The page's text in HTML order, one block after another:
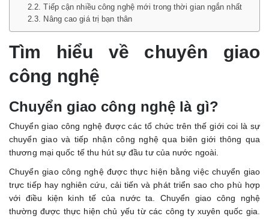
Tiếp cận nhiều công nghệ mới trong thời gian ngắn nhất
Nâng cao giá trị bạn thân
Tìm hiểu về chuyên giao
công nghệ
Chuyển giao công nghệ là gì?
Chuyển giao công nghệ được các tổ chức trên thế giới coi là sự
chuyển giao và tiếp nhận công nghệ qua biên giới thông qua
thương mại quốc tế thu hút sự đầu tư của nước ngoài.
Chuyển giao công nghệ được thực hiện bằng việc chuyển giao
trực tiếp hay nghiên cứu, cải tiến và phát triển sao cho phù hợp
với điều kiện kinh tế của nước ta. Chuyển giao công nghệ
thường được thực hiện chủ yếu từ các công ty xuyên quốc gia.